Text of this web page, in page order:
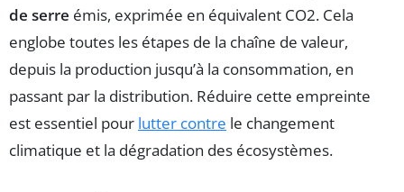
de serre émis, exprimée en équivalent CO2. Cela
englobe toutes les étapes de la chaîne de valeur,
depuis la production jusqu’à la consommation, en
passant par la distribution. Réduire cette empreinte
est essentiel pour lutter contre le changement
climatique et la dégradation des écosystèmes.